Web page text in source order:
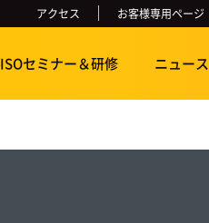
アクセス お客様専用ページ
ISOセミナー＆研修 ニュース